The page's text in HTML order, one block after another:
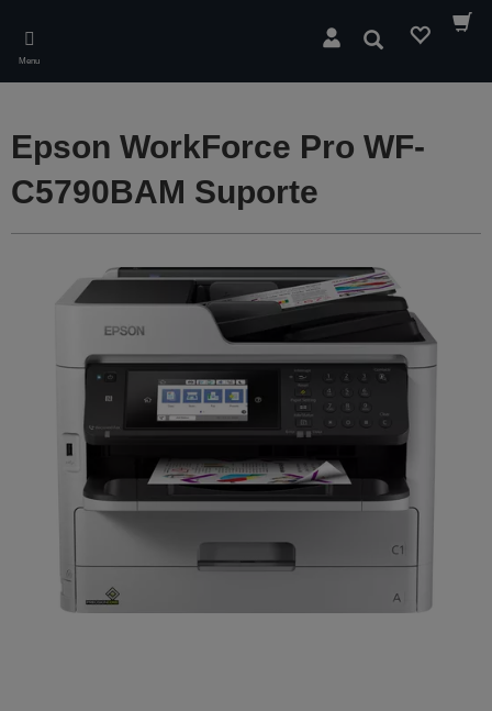
main
content
Menu
Pesquisar
Epson WorkForce Pro WF-
C5790BAM Suporte